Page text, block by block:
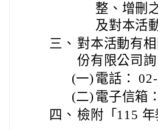
整、增刪
及對本活
三、 對本活動有
份有限公司
(一) 電話：
(二) 電子信箱
四、 檢附「115